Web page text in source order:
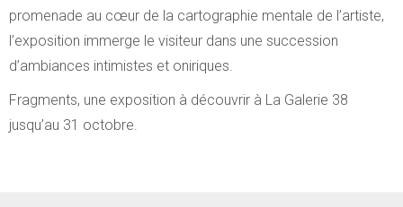
promenade au cœur de la cartographie mentale de l’artiste,
l’exposition immerge le visiteur dans une succession
d’ambiances intimistes et oniriques.
Fragments, une exposition à découvrir à La Galerie 38
jusqu’au 31 octobre.